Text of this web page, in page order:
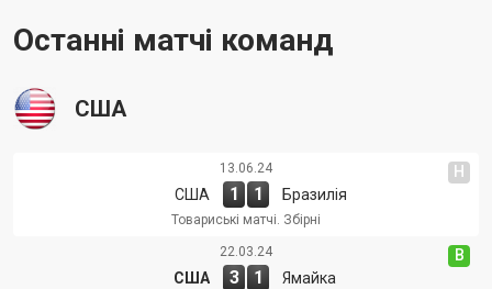
Останні матчі команд
США
Н
13.06.24
США 1 1 Бразилія
Товариські матчі. Збірні
В
22.03.24
США 3 1 Ямайка